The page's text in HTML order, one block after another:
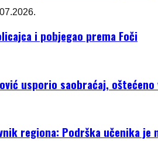
i pobjegao prema Foči
usporio saobraćaj, oštećeno
regiona: Podrška učenika je